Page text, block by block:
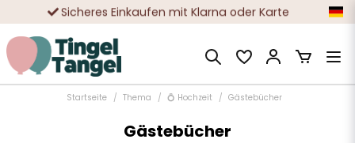
Sicheres Einkaufen mit Klarna oder Karte
Zehntausende zufriedene Kunden
Startseite Thema 💍 Hochzeit Gästebücher
Gästebücher